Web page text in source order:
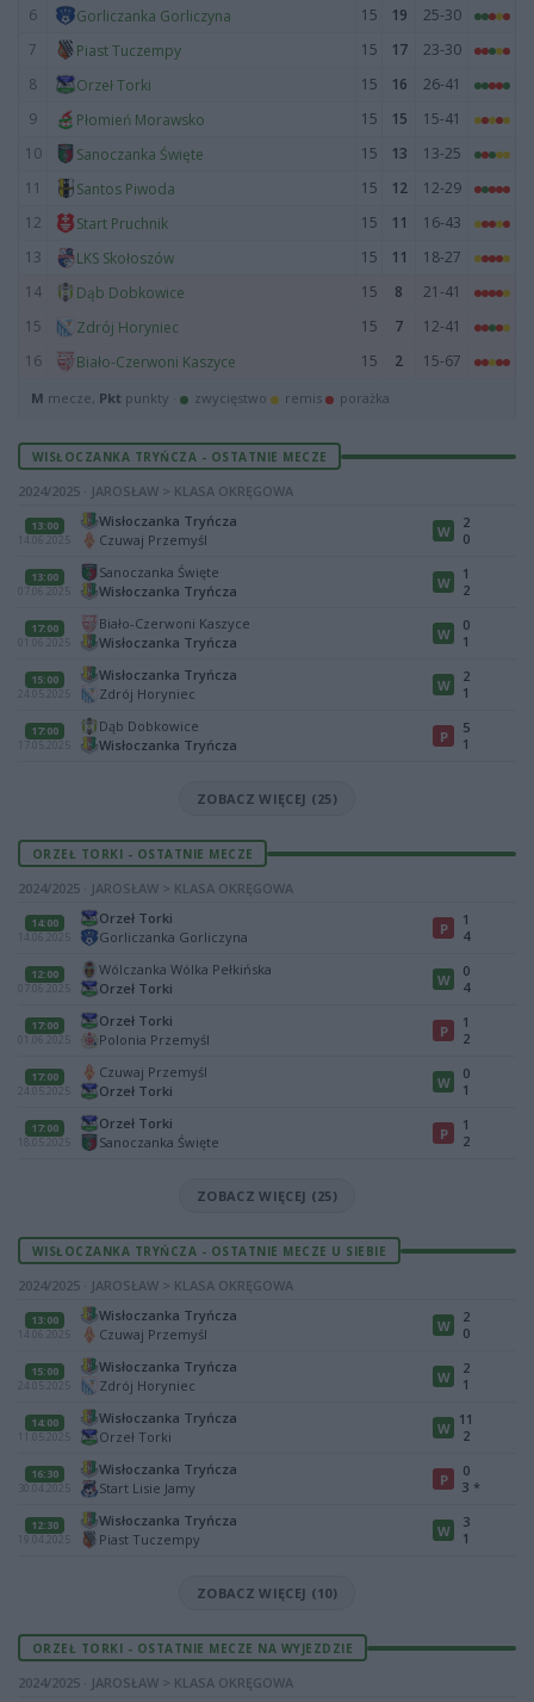
6 Gorliczanka Gorliczyna 15 19
25-30
7
Piast Tuczempy 15 17
23-30
8
Orzeł Torki 15 16
26-41
9
Płomień Morawsko 15 15
15-41
10
Sanoczanka Święte 15 13
13-25
11
Santos Piwoda 15 12
12-29
12
Start Pruchnik 15 11
16-43
13
LKS Skołoszów 15 11
18-27
14
Dąb Dobkowice 15 8
21-41
15
Zdrój Horyniec 15 7
12-41
16
Biało-Czerwoni Kaszyce 15 2 15-67
M mecze, Pkt punkty · zwycięstwo remis porażka
WISŁOCZANKA TRYŃCZA - OSTATNIE MECZE
2024/2025 · JAROSŁAW > KLASA OKRĘGOWA
13:00
14.06.2025
Wisłoczanka Tryńcza
Czuwaj Przemyśl
W
2
0
13:00
07.06.2025
Sanoczanka Święte
Wisłoczanka Tryńcza
W
1
2
17:00
01.06.2025
Biało-Czerwoni Kaszyce
Wisłoczanka Tryńcza
W
0
1
15:00
24.05.2025
Wisłoczanka Tryńcza
Zdrój Horyniec
W
2
1
17:00
17.05.2025
Dąb Dobkowice
Wisłoczanka Tryńcza
P
5
1
ZOBACZ WIĘCEJ (25)
ORZEŁ TORKI - OSTATNIE MECZE
2024/2025 · JAROSŁAW > KLASA OKRĘGOWA
14:00
14.06.2025
Orzeł Torki
Gorliczanka Gorliczyna
P
1
4
12:00
07.06.2025
Wólczanka Wólka Pełkińska
Orzeł Torki
W
0
4
17:00
01.06.2025
Orzeł Torki
Polonia Przemyśl
P
1
2
17:00
24.05.2025
Czuwaj Przemyśl
Orzeł Torki
W
0
1
17:00
18.05.2025
Orzeł Torki
Sanoczanka Święte
P
1
2
ZOBACZ WIĘCEJ (25)
WISŁOCZANKA TRYŃCZA - OSTATNIE MECZE U SIEBIE
2024/2025 · JAROSŁAW > KLASA OKRĘGOWA
13:00
14.06.2025
Wisłoczanka Tryńcza
Czuwaj Przemyśl
W
2
0
15:00
24.05.2025
Wisłoczanka Tryńcza
Zdrój Horyniec
W
2
1
14:00
11.05.2025
Wisłoczanka Tryńcza
Orzeł Torki
W 11
2
16:30
30.04.2025
Wisłoczanka Tryńcza
Start Lisie Jamy
P
0
3 *
12:30
19.04.2025
Wisłoczanka Tryńcza
Piast Tuczempy
W
3
1
ZOBACZ WIĘCEJ (10)
ORZEŁ TORKI - OSTATNIE MECZE NA WYJEZDZIE
2024/2025 · JAROSŁAW > KLASA OKRĘGOWA